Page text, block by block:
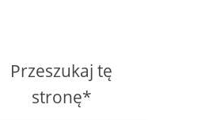
Przeszukaj tę
stronę*